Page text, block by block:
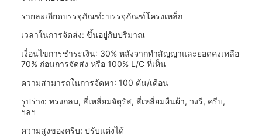
รายละเอียดบรรจุภัณฑ์: บรรจุภัณฑ์โครงเหล็ก
เวลาในการจัดส่ง: ขึ้นอยู่กับปริมาณ
เงื่อนไขการชำระเงิน: 30% หลังจากทำสัญญาและยอดคงเหลือ
70% ก่อนการจัดส่ง หรือ 100% L/C ที่เห็น
ความสามารถในการจัดหา: 100 ตัน/เดือน
รูปร่าง: ทรงกลม, สี่เหลี่ยมจัตุรัส, สี่เหลี่ยมผืนผ้า, วงรี, ครีบ,
ฯลฯ
ความสูงของครีบ: ปรับแต่งได้